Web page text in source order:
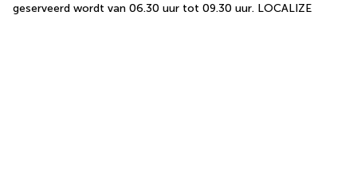
geserveerd wordt van 06.30 uur tot 09.30 uur. LOCALIZE